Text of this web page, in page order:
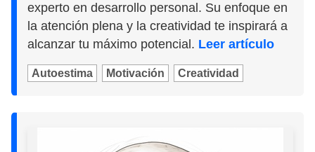
experto en desarrollo personal. Su enfoque en
la atención plena y la creatividad te inspirará a
alcanzar tu máximo potencial. Leer artículo
Autoestima Motivación Creatividad